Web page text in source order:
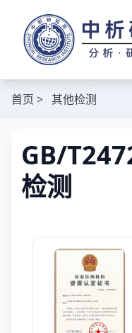
首页 > 其他检测
GB/
检测